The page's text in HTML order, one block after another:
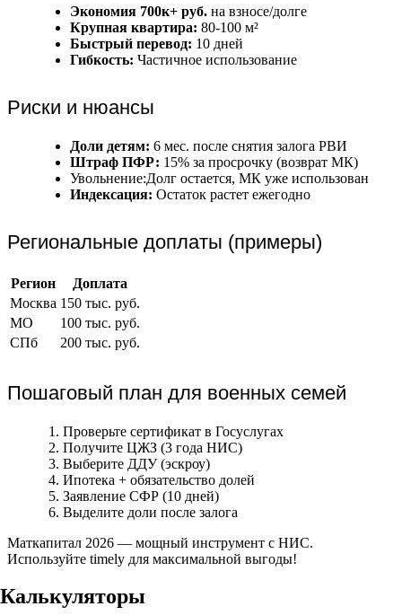
Экономия 700к+ руб. на взносе/долге
Крупная квартира: 80-100 м²
Быстрый перевод: 10 дней
Гибкость: Частичное использование
Риски и нюансы
Доли детям: 6 мес. после снятия залога РВИ
Штраф ПФР: 15% за просрочку (возврат МК)
Увольнение:Долг остается, МК уже использован
Индексация: Остаток растет ежегодно
Региональные доплаты (примеры)
Регион
Доплата
Москва 150 тыс. руб.
МО
100 тыс. руб.
СПб
200 тыс. руб.
Пошаговый план для военных семей
Проверьте сертификат в Госуслугах
Получите ЦЖЗ (3 года НИС)
Выберите ДДУ (эскроу)
Ипотека + обязательство долей
Заявление СФР (10 дней)
Выделите доли после залога
Маткапитал 2026 — мощный инструмент с НИС.
Используйте timely для максимальной выгоды!
Калькуляторы